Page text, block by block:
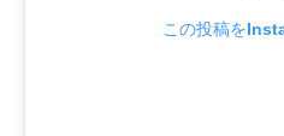
この投稿を